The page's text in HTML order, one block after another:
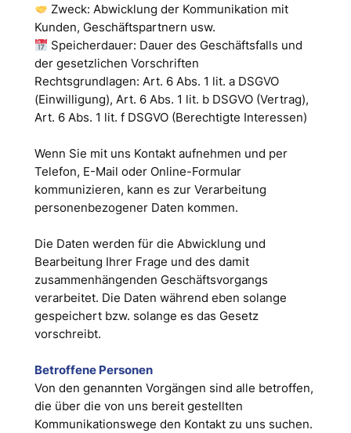
Zweck: Abwicklung der Kommunikation mit
Kunden, Geschäftspartnern usw.
Speicherdauer: Dauer des Geschäftsfalls und
der gesetzlichen Vorschriften
Rechtsgrundlagen: Art. 6 Abs. 1 lit. a DSGVO
(Einwilligung), Art. 6 Abs. 1 lit. b DSGVO (Vertrag),
Art. 6 Abs. 1 lit. f DSGVO (Berechtigte Interessen)
Wenn Sie mit uns Kontakt aufnehmen und per
Telefon, E-Mail oder Online-Formular
kommunizieren, kann es zur Verarbeitung
personenbezogener Daten kommen.
Die Daten werden für die Abwicklung und
Bearbeitung Ihrer Frage und des damit
zusammenhängenden Geschäftsvorgangs
verarbeitet. Die Daten während eben solange
gespeichert bzw. solange es das Gesetz
vorschreibt.
Betroffene Personen
Von den genannten Vorgängen sind alle betroffen,
die über die von uns bereit gestellten
Kommunikationswege den Kontakt zu uns suchen.